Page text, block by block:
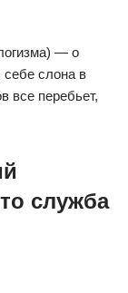
— о
слона в
все перебьет,
служба